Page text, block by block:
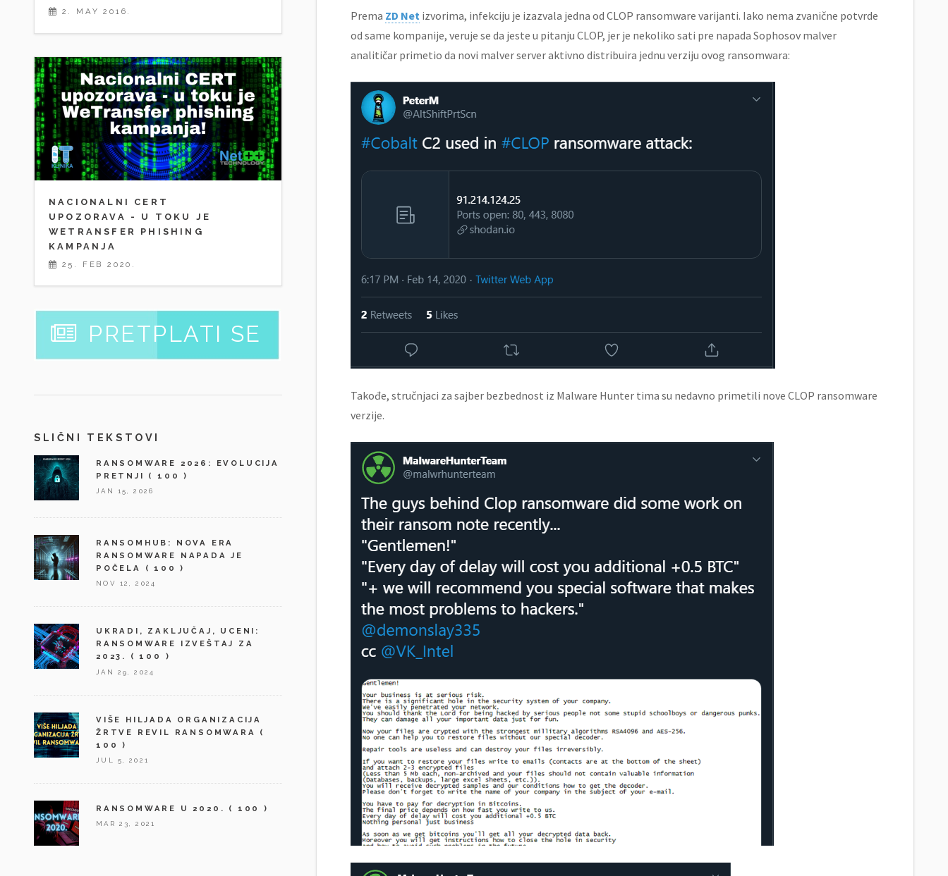
Prema ZD Net izvorima, infekciju je izazvala jedna od CLOP ransomware varijanti. Iako nema zvanične potvrde
od same kompanije, veruje se da jeste u pitanju CLOP, jer je nekoliko sati pre napada Sophosov malver
analitičar primetio da novi malver server aktivno distribuira jednu verziju ovog ransomwara:
Takođe, stručnjaci za sajber bezbednost iz Malware Hunter tima su nedavno primetili nove CLOP ransomware
verzije.
2. MAY 2016.
NACIONALNI CERT
UPOZORAVA - U TOKU JE
WETRANSFER PHISHING
KAMPANJA
25. FEB 2020.
PRETPLATI SE
SLIČNI TEKSTOVI
RANSOMWARE 2026: EVOLUCIJA
PRETNJI
( 100 )
JAN 15, 2026
RANSOMHUB: NOVA ERA
RANSOMWARE NAPADA JE
POČELA
( 100 )
NOV 12, 2024
UKRADI, ZAKLJUČAJ, UCENI:
RANSOMWARE IZVEŠTAJ ZA
2023.
( 100 )
JAN 29, 2024
VIŠE HILJADA ORGANIZACIJA
ŽRTVE REVIL RANSOMWARA
(
100 )
JUL 5, 2021
RANSOMWARE U 2020. ( 100 )
MAR 23, 2021